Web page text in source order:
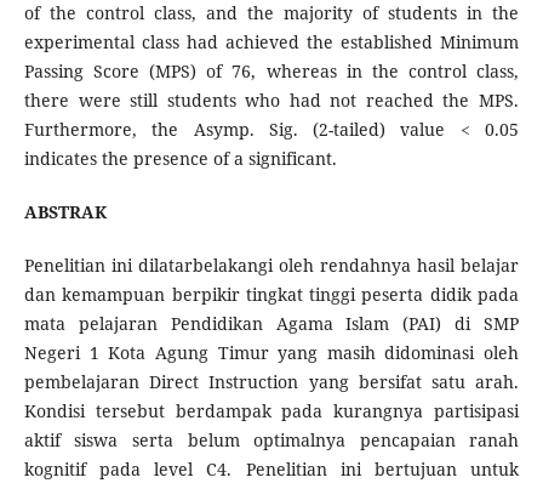
of the control class, and the majority of students in the
experimental class had achieved the established Minimum
Passing Score (MPS) of 76, whereas in the control class,
there were still students who had not reached the MPS.
Furthermore, the Asymp. Sig. (2-tailed) value < 0.05
indicates the presence of a significant.
ABSTRAK
Penelitian ini dilatarbelakangi oleh rendahnya hasil belajar
dan kemampuan berpikir tingkat tinggi peserta didik pada
mata pelajaran Pendidikan Agama Islam (PAI) di SMP
Negeri 1 Kota Agung Timur yang masih didominasi oleh
pembelajaran Direct Instruction yang bersifat satu arah.
Kondisi tersebut berdampak pada kurangnya partisipasi
aktif siswa serta belum optimalnya pencapaian ranah
kognitif pada level C4. Penelitian ini bertujuan untuk